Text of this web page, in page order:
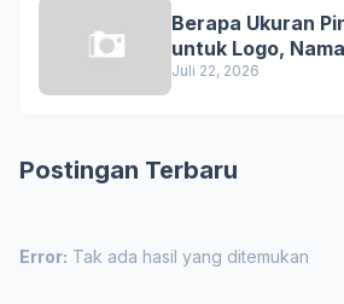
Berapa Ukuran
untuk Logo,
Juli 22, 2026
Postingan Terbaru
Error: Tak ada hasil yang ditemukan